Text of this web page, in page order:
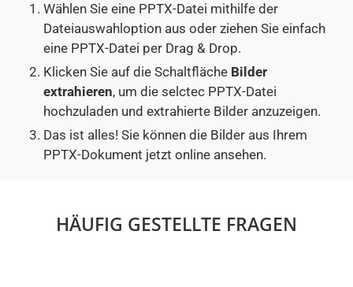
Wählen Sie eine PPTX-Datei mithilfe der
Dateiauswahloption aus oder ziehen Sie einfach
eine PPTX-Datei per Drag & Drop.
Klicken Sie auf die Schaltfläche Bilder
extrahieren, um die selctec PPTX-Datei
hochzuladen und extrahierte Bilder anzuzeigen.
Das ist alles! Sie können die Bilder aus Ihrem
PPTX-Dokument jetzt online ansehen.
HÄUFIG GESTELLTE FRAGEN